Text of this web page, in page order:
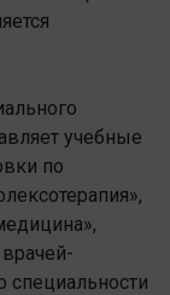
учебные
по
специальности